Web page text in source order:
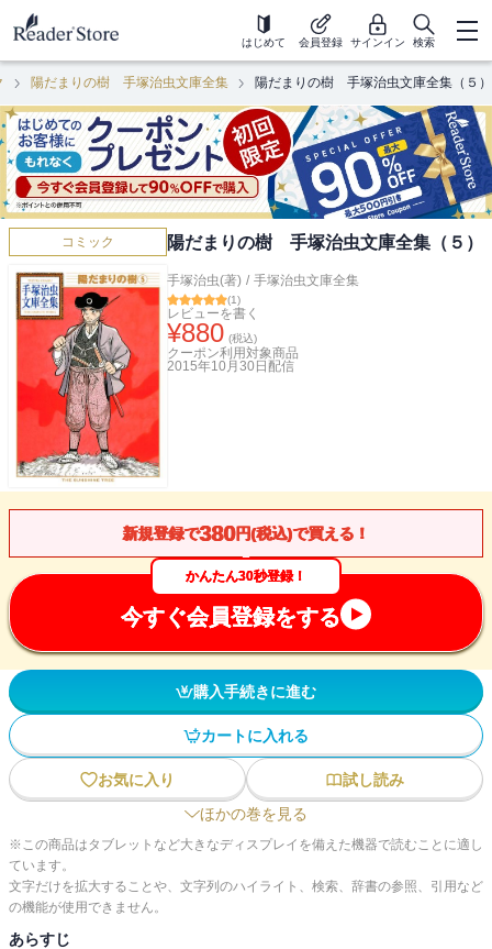
はじめて 会員登録 サインイン 検索
陽だまりの樹 手塚治虫文庫全集 陽だまりの樹 手塚治虫文庫全集（５）
コミック 陽だまりの樹 手塚治虫文庫全集（５）
手塚治虫(著) / 手塚治虫文庫全集
(1)
レビューを書く
¥880 (税込)
クーポン利用対象商品
2015年10月30日 配信
新規登録で380円(税込)で買える！
かんたん30秒登録！
今すぐ会員登録をする
購入手続きに進む
カートに入れる
お気に入り
試し読み
ほかの巻を見る
※この商品はタブレットなど大きなディスプレイを備えた機器で読むことに適し
ています。
文字だけを拡大することや、文字列のハイライト、検索、辞書の参照、引用など
の機能が使用できません。
あらすじ